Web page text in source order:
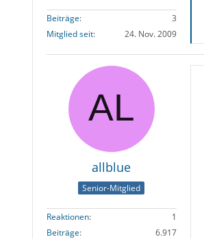
Beiträge
3
Mitglied seit
24. Nov. 2009
allblue
Senior-Mitglied
Reaktionen
1
Beiträge
6.917